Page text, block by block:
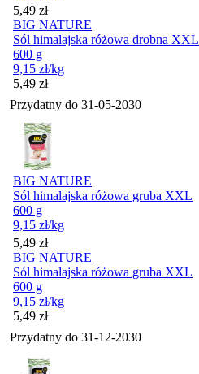
Cena
5,49 zł
BIG NATURE
Sól himalajska różowa drobna XXL
600 g
9,15 zł/kg
Cena
5,49 zł
Przydatny do 31-05-2030
BIG NATURE
Sól himalajska różowa gruba XXL
600 g
9,15 zł/kg
Cena
5,49 zł
BIG NATURE
Sól himalajska różowa gruba XXL
600 g
9,15 zł/kg
Cena
5,49 zł
Przydatny do 31-12-2030